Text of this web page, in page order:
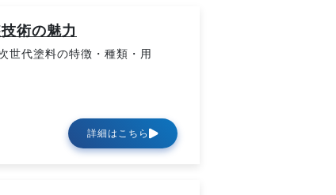
術の魅力
世代塗料の特徴・種類・用
詳細はこちら